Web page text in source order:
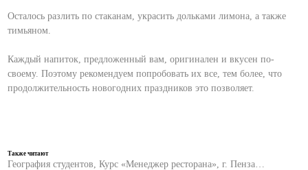
Осталось разлить по стаканам, украсить дольками лимона, а также
тимьяном.
Каждый напиток, предложенный вам, оригинален и вкусен по-
своему. Поэтому рекомендуем попробовать их все, тем более, что
продолжительность новогодних праздников это позволяет.
Также читают
География студентов, Курс «Менеджер ресторана», г. Пенза…